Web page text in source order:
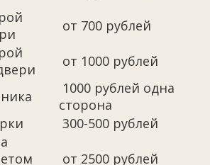
от 700 рублей
от 1000 рублей
1000 рублей одна
сторона
300-500 рублей
от 2500 рублей